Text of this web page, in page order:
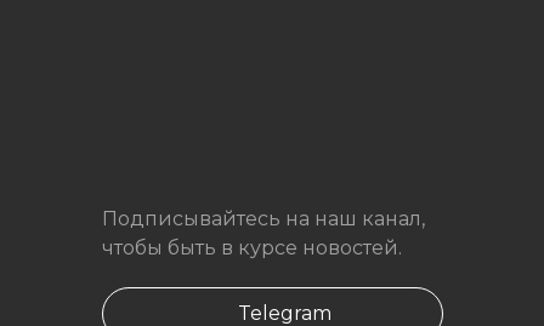
Подписывайтесь на наш канал,
чтобы быть в курсе новостей.
Telegram